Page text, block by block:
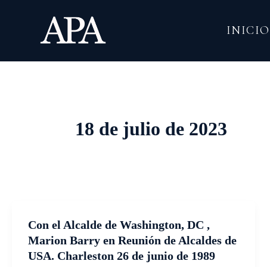
contenido
INICIO
18 de julio de 2023
Con el Alcalde de Washington, DC ,
Marion Barry en Reunión de Alcaldes de
USA. Charleston 26 de junio de 1989